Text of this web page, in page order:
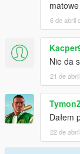
6 de abril
Nie da
21 de
Dałem
22 de